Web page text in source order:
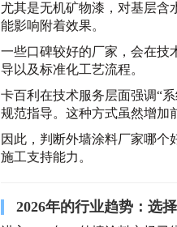
尤其是无机矿物漆，对基层含
能影响附着效果。
一些口碑较好的厂家，会在技
导以及标准化工艺流程。
卡百利在技术服务层面强调“
规范指导。这种方式虽然增加
因此，判断外墙涂料厂家哪个
施工支持能力。
2026年的行业趋势：选